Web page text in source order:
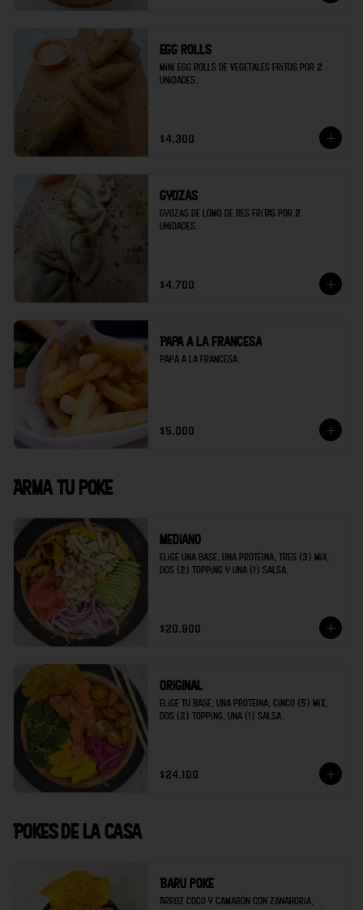
Egg rolls
Mini egg rolls de vegetales fritos por 2
unidades.
$4.300
Gyozas
Gyozas de lomo de res fritas por 2
unidades.
$4.700
Papa a la francesa
Papa a la francesa.
$5.000
Arma tu poke
Mediano
Elige una base, una proteína, tres (3) mix,
dos (2) topping y una (1) salsa.
$20.900
Original
Elige tu base, una proteína, cinco (5) mix,
dos (2) topping, una (1) salsa.
$24.100
Pokes de la casa
Baru poke
Arroz coco y camarón con zanahoria,